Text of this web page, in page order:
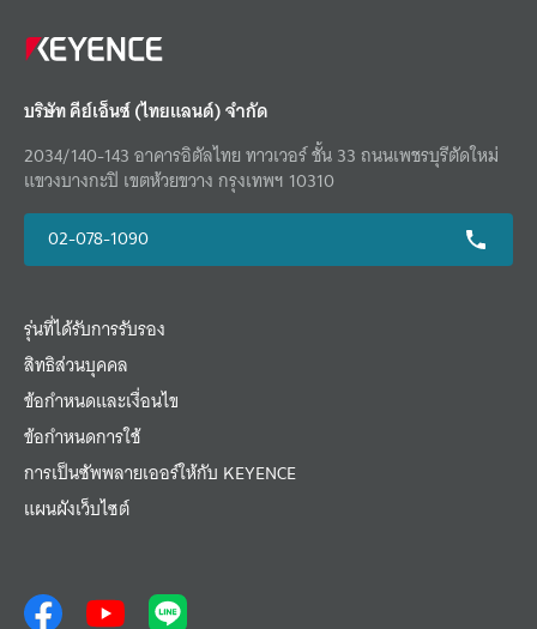
บริษัท คีย์เอ็นซ์ (ไทยแลนด์) จำกัด
2034/140-143 อาคารอิตัลไทย ทาวเวอร์ ชั้น 33 ถนนเพชรบุรีตัดใหม่
แขวงบางกะปิ เขตห้วยขวาง กรุงเทพฯ 10310
02-078-1090
รุ่นที่ได้รับการรับรอง
สิทธิส่วนบุคคล
ข้อกำหนดและเงื่อนไข
ข้อกำหนดการใช้
การเป็นซัพพลายเออร์ให้กับ KEYENCE
แผนผังเว็บไซต์